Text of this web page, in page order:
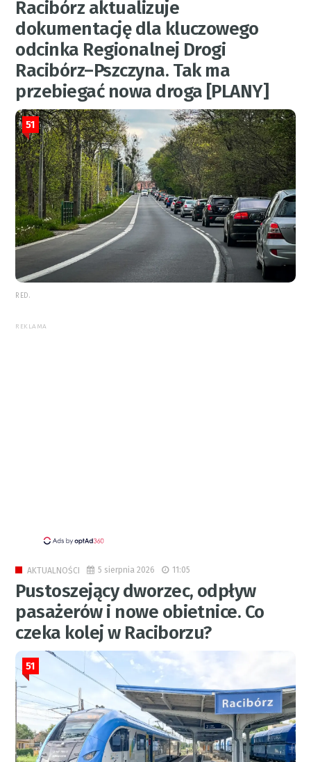
Racibórz aktualizuje
dokumentację dla kluczowego
odcinka Regionalnej Drogi
Racibórz–Pszczyna. Tak ma
przebiegać nowa droga [PLANY]
51
RED.
REKLAMA
AKTUALNOŚCI 5 sierpnia 2026 11:05
Pustoszejący dworzec, odpływ
pasażerów i nowe obietnice. Co
czeka kolej w Raciborzu?
51